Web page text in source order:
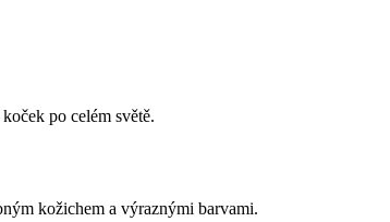
po celém světě.
kožichem a výraznými barvami.